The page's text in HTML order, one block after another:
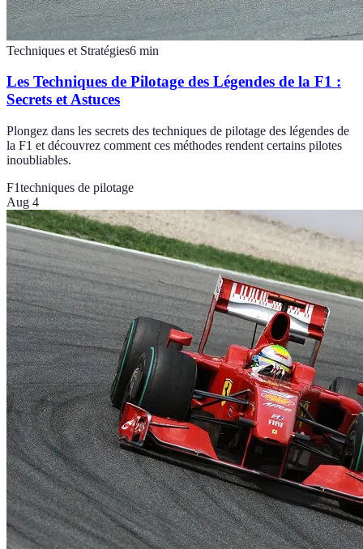
Techniques et Stratégies6 min
Les Techniques de Pilotage des Légendes de la F1 :
Secrets et Astuces
Plongez dans les secrets des techniques de pilotage des légendes de
la F1 et découvrez comment ces méthodes rendent certains pilotes
inoubliables.
F1techniques de pilotage
Aug 4